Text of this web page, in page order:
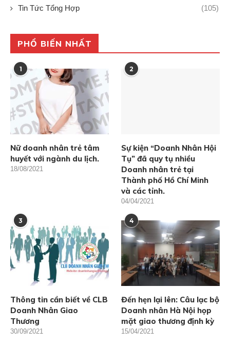
Tin Tức Tổng Hợp (105)
PHỔ BIẾN NHẤT
1
Nữ doanh nhân trẻ tâm
huyết với ngành du lịch.
18/08/2021
2
Sự kiện “Doanh Nhân Hội
Tụ” đã quy tụ nhiều
Doanh nhân trẻ tại
Thành phố Hồ Chí Minh
và các tỉnh.
04/04/2021
3
Thông tin cần biết về CLB
Doanh Nhân Giao
Thương
30/09/2021
4
Đến hẹn lại lên: Câu lạc bộ
Doanh nhân Hà Nội họp
mặt giao thương định kỳ
15/04/2021